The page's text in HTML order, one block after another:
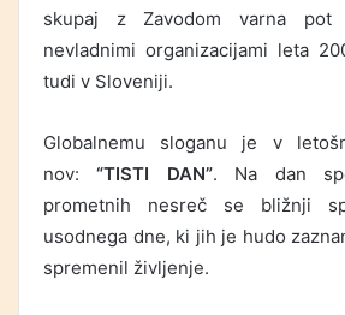
skupaj z Zavodom varna
nevladnimi organizacijami leta
tudi v Sloveniji.
Globalnemu sloganu je v
nov:“TISTI DAN”. Na dan
prometnih nesreč se bližnji
usodnega dne, ki jih je hudo
spremenil življenje.